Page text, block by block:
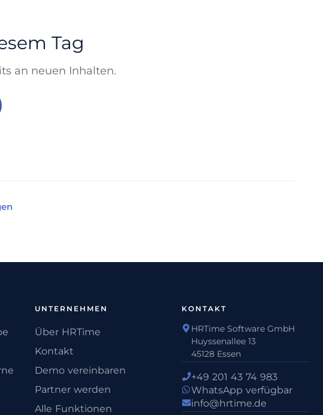
Tag
an neuen Inhalten.
UNTERNEHMEN
Über HRTime
Kontakt
Demo vereinbaren
Partner werden
Alle Funktionen
KONTAKT
HRTime Software GmbH
Huyssenallee 13
45128 Essen
+49 201 43 74 983
WhatsApp verfügbar
info@hrtime.de